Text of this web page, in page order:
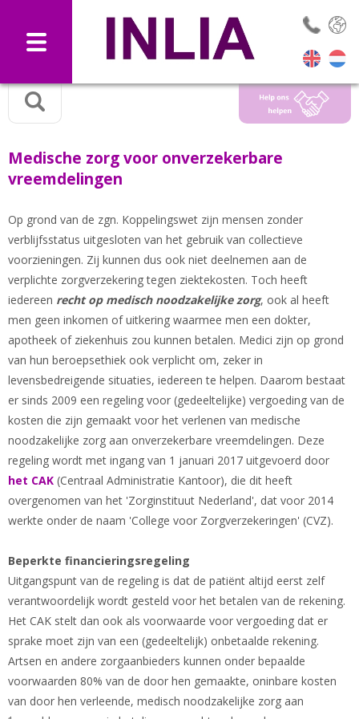
Medische zorg voor onverzekerbare
vreemdelingen
Op grond van de zgn. Koppelingswet zijn mensen zonder
verblijfsstatus uitgesloten van het gebruik van collectieve
voorzieningen. Zij kunnen dus ook niet deelnemen aan de
verplichte zorgverzekering tegen ziektekosten. Toch heeft
iedereen recht op medisch noodzakelijke zorg, ook al heeft
men geen inkomen of uitkering waarmee men een dokter,
apotheek of ziekenhuis zou kunnen betalen. Medici zijn op grond
van hun beroepsethiek ook verplicht om, zeker in
levensbedreigende situaties, iedereen te helpen. Daarom bestaat
er sinds 2009 een regeling voor (gedeeltelijke) vergoeding van de
kosten die zijn gemaakt voor het verlenen van medische
noodzakelijke zorg aan onverzekerbare vreemdelingen. Deze
regeling wordt met ingang van 1 januari 2017 uitgevoerd door
het CAK (Centraal Administratie Kantoor), die dit heeft
overgenomen van het 'Zorginstituut Nederland', dat voor 2014
werkte onder de naam 'College voor Zorgverzekeringen' (CVZ).
Beperkte financieringsregeling
Uitgangspunt van de regeling is dat de patiënt altijd eerst zelf
verantwoordelijk wordt gesteld voor het betalen van de rekening.
Het CAK stelt dan ook als voorwaarde voor vergoeding dat er
sprake moet zijn van een (gedeeltelijk) onbetaalde rekening.
Artsen en andere zorgaanbieders kunnen onder bepaalde
voorwaarden 80% van de door hen gemaakte, oninbare kosten
van door hen verleende, medisch noodzakelijke zorg aan